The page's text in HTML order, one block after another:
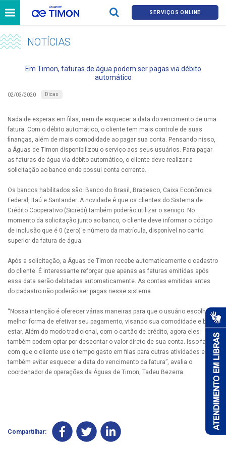
SERVIÇOS ONLINE
NOTÍCIAS
Em Timon, faturas de água podem ser pagas via débito
automático
02/03/2020 Dicas
Nada de esperas em filas, nem de esquecer a data do vencimento de uma
fatura. Com o débito automático, o cliente tem mais controle de suas
finanças, além de mais comodidade ao pagar sua conta. Pensando nisso,
a Águas de Timon disponibilizou o serviço aos seus usuários. Para pagar
as faturas de água via débito automático, o cliente deve realizar a
solicitação ao banco onde possui conta corrente.
Os bancos habilitados são: Banco do Brasil, Bradesco, Caixa Econômica
Federal, Itaú e Santander. A novidade é que os clientes do Sistema de
Crédito Cooperativo (Sicredi) também poderão utilizar o serviço. No
momento da solicitação junto ao banco, o cliente deve informar o código
de inclusão que é 0 (zero) e número da matrícula, disponível no canto
superior da fatura de água.
Após a solicitação, a Águas de Timon recebe automaticamente o cadastro
do cliente. É interessante reforçar que apenas as faturas emitidas após
essa data serão debitadas automaticamente. As contas emitidas antes
do cadastro não poderão ser pagas nesse sistema.
“Nossa intenção é oferecer várias maneiras para que o usuário escolha a
melhor forma de efetivar seu pagamento, visando sua comodidade e bem-
estar. Além do modo tradicional, com o cartão de crédito, agora eles
também podem optar por descontar o valor direto de sua conta. Isso faz
com que o cliente use o tempo gasto em filas para outras atividades e
também evitar esquecer a data do vencimento da fatura”, avalia o
coordenador de operações da Águas de Timon, Tadeu Bezerra.
Compartilhar: